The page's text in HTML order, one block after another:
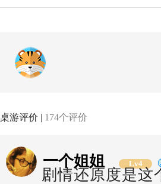
桌游评价 | 174个评价
一个姐姐 Lv4
剧情还原度是这